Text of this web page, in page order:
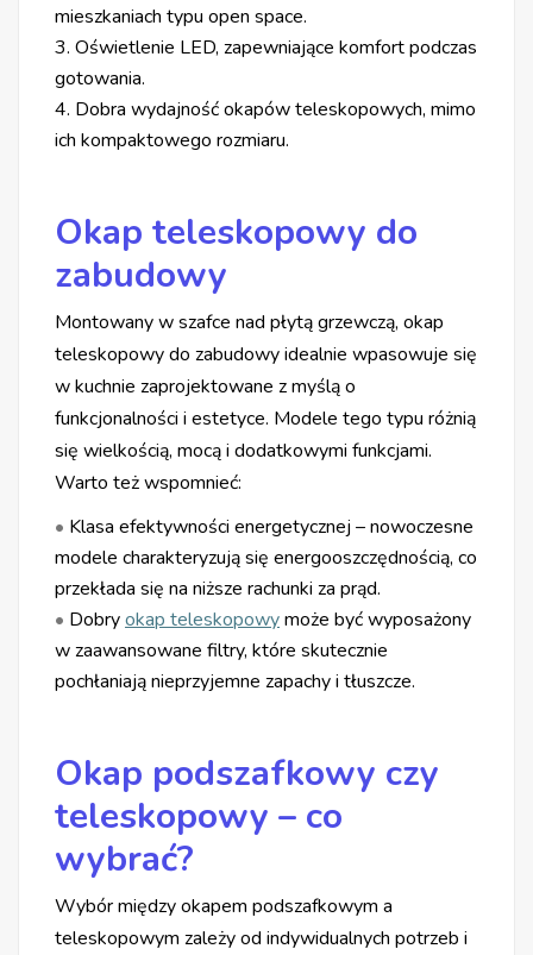
mieszkaniach typu open space.
3. Oświetlenie LED, zapewniające komfort podczas
gotowania.
4. Dobra wydajność okapów teleskopowych, mimo
ich kompaktowego rozmiaru.
Okap teleskopowy do
zabudowy
Montowany w szafce nad płytą grzewczą, okap
teleskopowy do zabudowy idealnie wpasowuje się
w kuchnie zaprojektowane z myślą o
funkcjonalności i estetyce. Modele tego typu różnią
się wielkością, mocą i dodatkowymi funkcjami.
Warto też wspomnieć:
• Klasa efektywności energetycznej – nowoczesne
modele charakteryzują się energooszczędnością, co
przekłada się na niższe rachunki za prąd.
• Dobryokap teleskopowymoże być wyposażony
w zaawansowane filtry, które skutecznie
pochłaniają nieprzyjemne zapachy i tłuszcze.
Okap podszafkowy czy
teleskopowy – co
wybrać?
Wybór między okapem podszafkowym a
teleskopowym zależy od indywidualnych potrzeb i